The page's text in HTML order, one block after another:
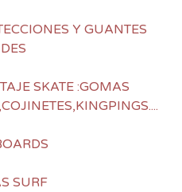
Y GUANTES
SKATE :GOMAS
SURF